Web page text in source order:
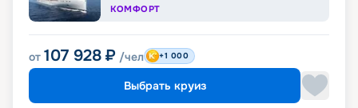
КОМФОРТ
от 107 928 ₽ /чел +1 000
Выбрать круиз